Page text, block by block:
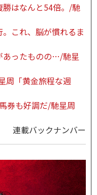
はなんと54倍。/馳
これ、脳が慣れるま
あったものの…/馳星
周「黄金旅程な週
券も好調だ/馳星周
連載バックナンバー